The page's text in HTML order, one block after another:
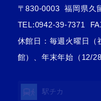
〒830-0003
福岡県久
TEL:0942-39-7371
休館日：毎週火曜日（
館）、年末年始（12/28
駅チカ